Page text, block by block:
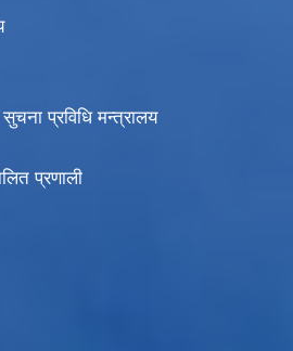
प्रविधि मन्त्रालय
प्रणाली